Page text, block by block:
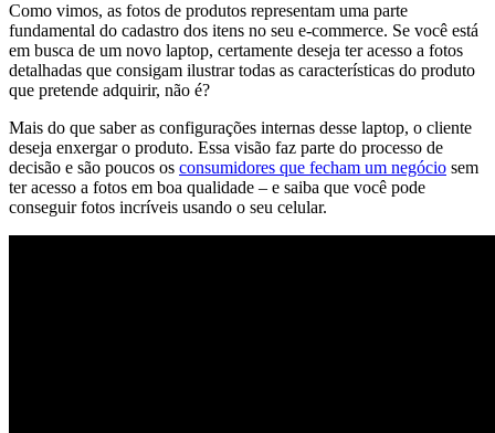
Como vimos, as fotos de produtos representam uma parte
fundamental do cadastro dos itens no seu e-commerce. Se você está
em busca de um novo laptop, certamente deseja ter acesso a fotos
detalhadas que consigam ilustrar todas as características do produto
que pretende adquirir, não é?
Mais do que saber as configurações internas desse laptop, o cliente
deseja enxergar o produto. Essa visão faz parte do processo de
decisão e são poucos os consumidores que fecham um negócio sem
ter acesso a fotos em boa qualidade – e saiba que você pode
conseguir fotos incríveis usando o seu celular.